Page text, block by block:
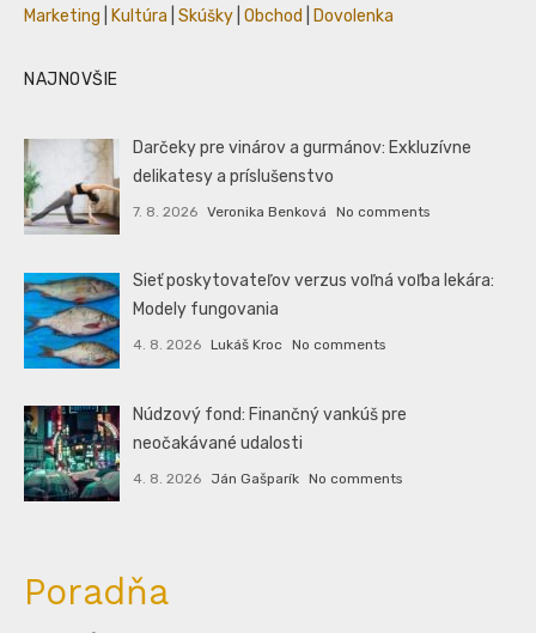
Marketing
Kultúra Skúšky Obchod Dovolenka
NAJNOVŠIE
Darčeky pre vinárov a gurmánov: Exkluzívne
delikatesy a príslušenstvo
7. 8. 2026 Veronika Benková No comments
Sieť poskytovateľov verzus voľná voľba lekára:
Modely fungovania
4. 8. 2026 Lukáš Kroc No comments
Núdzový fond: Finančný vankúš pre
neočakávané udalosti
4. 8. 2026 Ján Gašparík No comments
Poradňa